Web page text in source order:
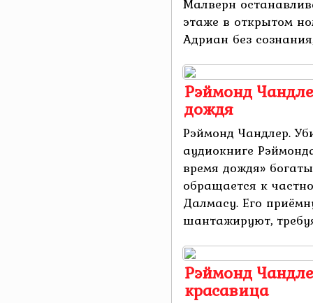
Малверн
этаже в открытом
Адриан без
Рэймонд
дождя
Рэймонд Чандлер.
аудиокниге
время дождя»
обращается к
Далмасу. Его
шантажируют,
Рэймонд
красавица